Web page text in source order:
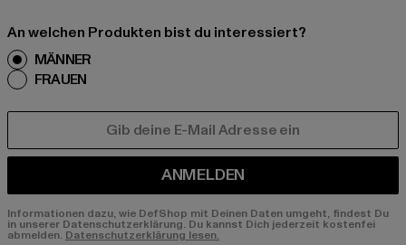
An welchen Produkten bist du interessiert?
MÄNNER
FRAUEN
ANMELDEN
Informationen dazu, wie DefShop mit Deinen Daten umgeht, findest Du
in unserer Datenschutzerklärung. Du kannst Dich jederzeit kostenfei
abmelden. Datenschutzerklärung lesen.